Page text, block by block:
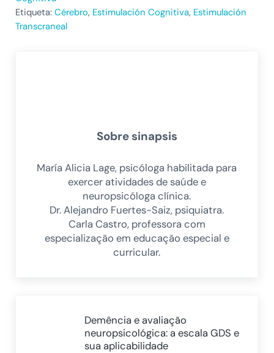
Etiqueta: Cérebro, Estimulación Cognitiva, Estimulación
Transcraneal
Sobresinapsis
María Alicia Lage, psicóloga habilitada para
exercer atividades de saúde e
neuropsicóloga clínica.
Dr. Alejandro Fuertes-Saiz, psiquiatra.
Carla Castro, professora com
especialização em educação especial e
curricular.
Demência e avaliação
neuropsicológica: a escala GDS e
sua aplicabilidade